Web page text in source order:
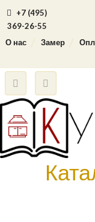
+7 (495)
369-26-55
О нас
Замер